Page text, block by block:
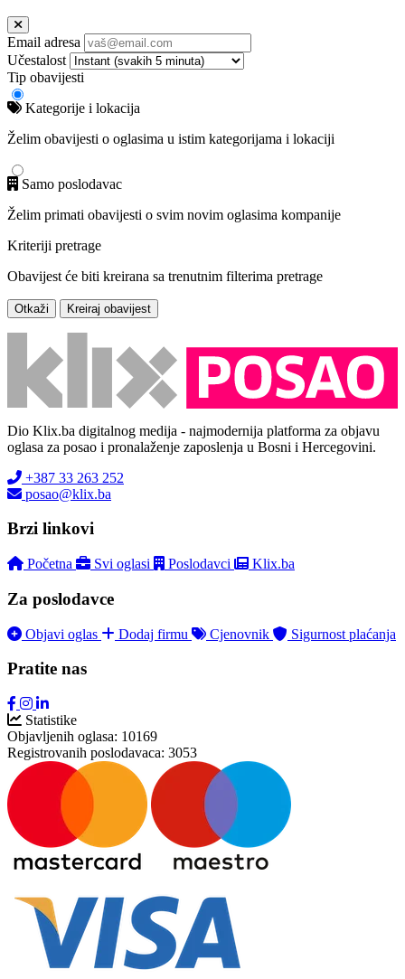
Email adresa
Učestalost
Tip obavijesti
Kategorije i lokacija
Želim obavijesti o oglasima u istim kategorijama i lokaciji
Samo poslodavac
Želim primati obavijesti o svim novim oglasima kompanije
Kriteriji pretrage
Obavijest će biti kreirana sa trenutnim filterima pretrage
Otkaži Kreiraj obavijest
Dio Klix.ba digitalnog medija - najmodernija platforma za objavu
oglasa za posao i pronalaženje zaposlenja u Bosni i Hercegovini.
+387 33 263 252
posao@klix.ba
Brzi linkovi
Početna Svi oglasi Poslodavci Klix.ba
Za poslodavce
Objavi oglas Dodaj firmu Cjenovnik Sigurnost plaćanja
Pratite nas
Statistike
Objavljenih oglasa: 10169
Registrovanih poslodavaca: 3053